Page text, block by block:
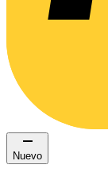
Nuevo